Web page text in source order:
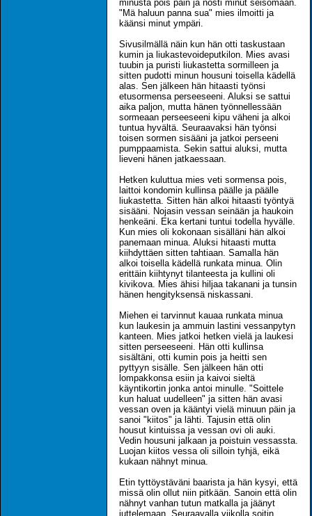
minusta pois päin ja nosti minut seisomaan.
"Mä haluun panna sua" mies ilmoitti ja
käänsi minut ympäri.
Sivusilmällä näin kun hän otti taskustaan
kumin ja liukastevoideputkilon. Mies avasi
tuubin ja puristi liukastetta sormilleen ja
sitten pudotti minun housuni toisella kädellä
alas. Sen jälkeen hän hitaasti työnsi
etusormensa perseeseeni. Aluksi se sattui
aika paljon, mutta hänen työnnellessään
sormeaan perseeseeni kipu väheni ja alkoi
tuntua hyvältä. Seuraavaksi hän työnsi
toisen sormen sisääni ja jatkoi perseeni
pumppaamista. Sekin sattui aluksi, mutta
lieveni hänen jatkaessaan.
Hetken kuluttua mies veti sormensa pois,
laittoi kondomin kullinsa päälle ja päälle
liukastetta. Sitten hän alkoi hitaasti työntyä
sisääni. Nojasin vessan seinään ja haukoin
henkeäni. Eka kertani tuntui todella hyvälle.
Kun mies oli kokonaan sisälläni hän alkoi
panemaan minua. Aluksi hitaasti mutta
kiihdyttäen sitten tahtiaan. Samalla hän
alkoi toisella kädellä runkata minua. Olin
erittäin kiihtynyt tilanteesta ja kullini oli
kivikova. Mies ähisi hiljaa takanani ja tunsin
hänen hengityksensä niskassani.
Miehen ei tarvinnut kauaa runkata minua
kun laukesin ja ammuin lastini vessanpytyn
kanteen. Mies jatkoi hetken vielä ja laukesi
sitten perseeseeni. Hän otti kullinsa
sisältäni, otti kumin pois ja heitti sen
pyttyyn sisälle. Sen jälkeen hän otti
lompakkonsa esiin ja kaivoi sieltä
käyntikortin jonka antoi minulle. "Soittele
kun haluat uudelleen" ja sitten hän avasi
vessan oven ja kääntyi vielä minuun päin ja
sanoi "kiitos" ja lähti. Tajusin että olin
housut kintuissa ja vessan ovi oli auki.
Vedin housuni jalkaan ja poistuin vessassta.
Luojan kiitos vessa oli silloin tyhjä, eikä
kukaan nähnyt minua.
Etin tyttöystäväni baarista ja hän kysyi, että
missä olin ollut niin pitkään. Sanoin että olin
nähnyt vanhan tutun matkalla ja jäänyt
juttelemaan. Seuraavalla viikolla soitin